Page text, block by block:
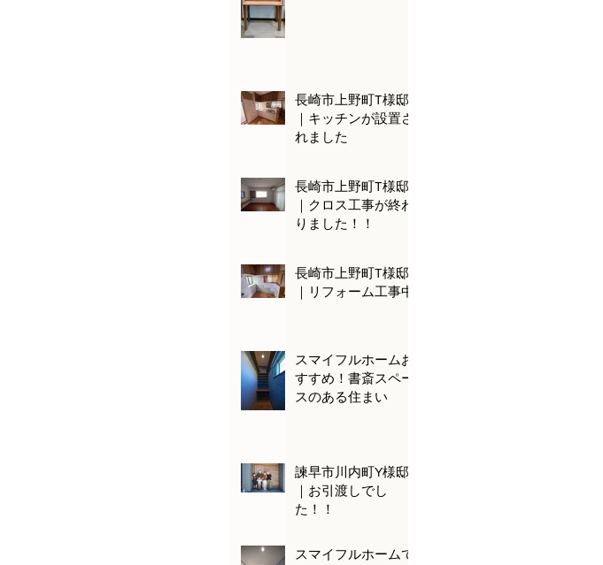
長崎市上野町T様邸
｜キッチンが設置さ
れました
長崎市上野町T様邸
｜クロス工事が終わ
りました！！
長崎市上野町T様邸
｜リフォーム工事中
スマイフルホームお
すすめ！書斎スペー
スのある住まい
諫早市川内町Y様邸
｜お引渡しでし
た！！
スマイフルホームで